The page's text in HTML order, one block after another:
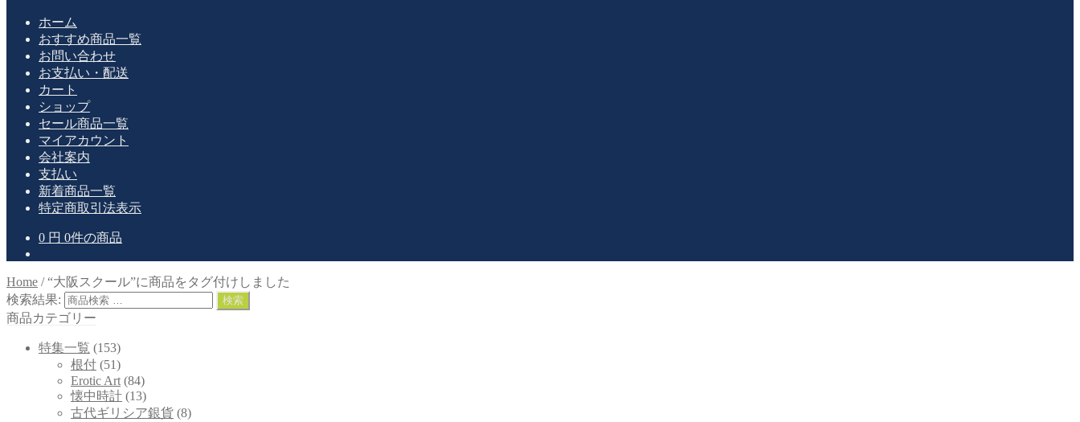
ホーム
おすすめ商品一覧
お問い合わせ
お支払い・配送
カート
ショップ
セール商品一覧
マイアカウント
会社案内
支払い
新着商品一覧
特定商取引法表示
0 円 0件の商品
Home /“大阪スクール”に商品をタグ付けしました
検索結果:
検索
商品カテゴリー
特集一覧 (153)
根付 (51)
Erotic Art (84)
懐中時計 (13)
古代ギリシア銀貨 (8)